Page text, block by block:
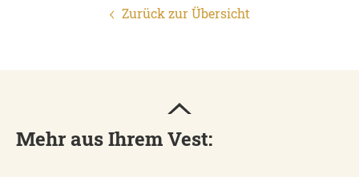
Zurück zur Übersicht
Mehr aus Ihrem Vest: